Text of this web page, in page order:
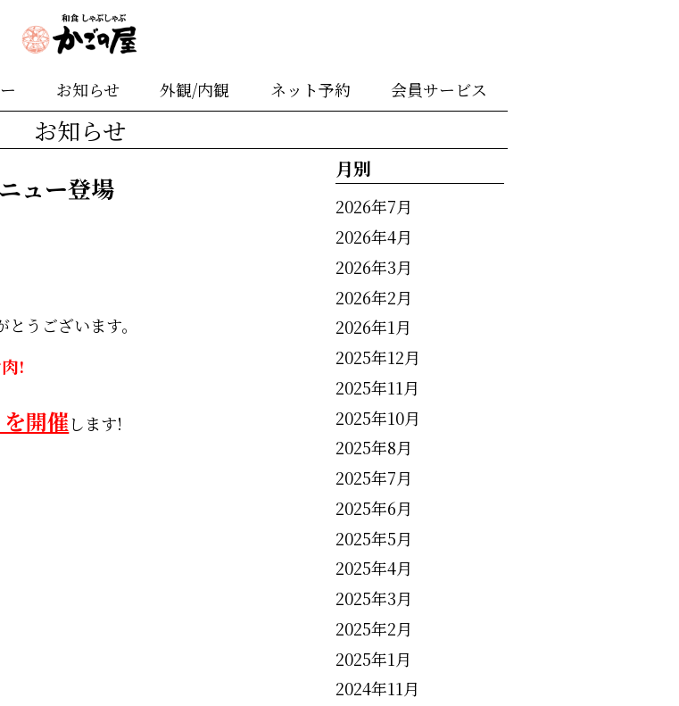
お知らせ 外観/内観 ネット予約 会員サービス
お知らせ
ュー登場
うございます。
!
を開催します!
月別
2026年7月
2026年4月
2026年3月
2026年2月
2026年1月
2025年12月
2025年11月
2025年10月
2025年8月
2025年7月
2025年6月
2025年5月
2025年4月
2025年3月
2025年2月
2025年1月
2024年11月